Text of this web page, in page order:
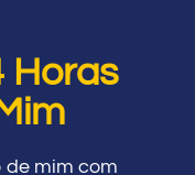
Horas
de mim com